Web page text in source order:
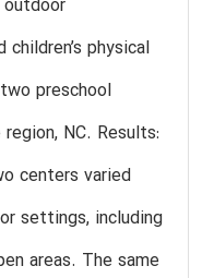
outdoor
physical
preschool
NC. Results:
centers varied
settings, including
areas. The same